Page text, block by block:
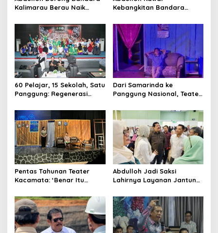
Kalimarau Berau Naik
Internasional Kaltim
Kebangkitan Bandara
Dorong Keberlanjutan
Proyek Strategis
60 Pelajar, 15 Sekolah, Satu
Panggung: Regenerasi
Jalannya
Dari Samarinda ke
Panggung Nasional, Teater
Kalimantan ke FTRN ISI
Yogyakarta
Pentas Tahunan Teater
Kacamata: ‘Benar Itu
Korupsi dan Kemiskinan
Abdulloh Jadi Saksi
Lahirnya Layanan Jantung
Jawaban Kebutuhan
Rakyat